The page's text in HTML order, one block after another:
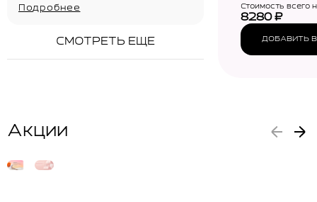
21.04.2026
Подробнее
СМОТРЕТЬ ЕЩЕ
Стоимость всего
8280₽
ДОБАВИТЬ
Акции